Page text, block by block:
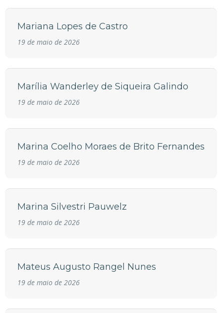
Mariana Lopes de Castro
19 de maio de 2026
Marília Wanderley de Siqueira Galindo
19 de maio de 2026
Marina Coelho Moraes de Brito Fernandes
19 de maio de 2026
Marina Silvestri Pauwelz
19 de maio de 2026
Mateus Augusto Rangel Nunes
19 de maio de 2026